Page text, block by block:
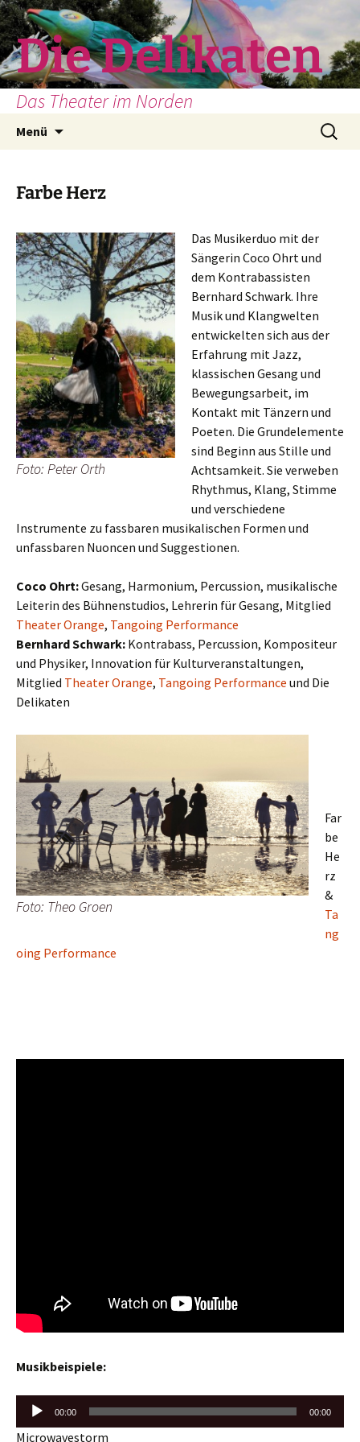
Zum
Inhalt
springen
Die Delikaten
Das Theater im Norden
Menü
Suchen
nach:
Farbe Herz
Foto: Peter Orth
Das Musikerduo mit der
Sängerin Coco Ohrt und
dem Kontrabassisten
Bernhard Schwark. Ihre
Musik und Klangwelten
entwickelten sich aus der
Erfahrung mit Jazz,
klassischen Gesang und
Bewegungsarbeit, im
Kontakt mit Tänzern und
Poeten. Die Grundelemente
sind Beginn aus Stille und
Achtsamkeit. Sie verweben
Rhythmus, Klang, Stimme
und verschiedene
Instrumente zu fassbaren musikalischen Formen und
unfassbaren Nuoncen und Suggestionen.
Coco Ohrt:Gesang, Harmonium, Percussion, musikalische
Leiterin des Bühnenstudios, Lehrerin für Gesang, Mitglied
Theater Orange, Tangoing Performance
Bernhard Schwark: Kontrabass, Percussion, Kompositeur
und Physiker, Innovation für Kulturveranstaltungen,
Mitglied Theater Orange, Tangoing Performance und Die
Delikaten
Foto: Theo Groen
Far
be
He
rz
&
Ta
ng
oing Performance
Musikbeispiele:
Audio-
Player
00:00 00:00
Microwavestorm